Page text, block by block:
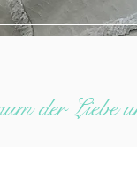
der Liebe